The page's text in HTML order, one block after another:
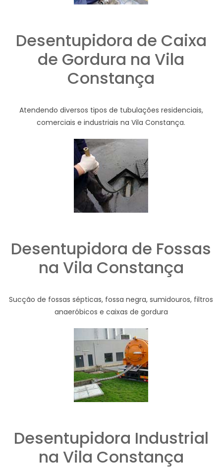
Desentupidora de Caixa
de Gordura na Vila
Constança
Atendendo diversos tipos de tubulações residenciais,
comerciais e industriais na Vila Constança.
Desentupidora de Fossas
na Vila Constança
Sucção de fossas sépticas, fossa negra, sumidouros, filtros
anaeróbicos e caixas de gordura
Desentupidora Industrial
na Vila Constança